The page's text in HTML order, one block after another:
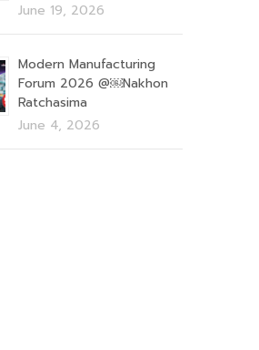
June 19, 2026
Modern Manufacturing
Forum 2026 @￼Nakhon
Ratchasima
June 4, 2026